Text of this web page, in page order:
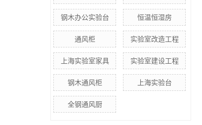
钢木办公实验台 恒温恒湿房
通风柜 实验室改造工程
上海实验室家具 实验室建设工程
钢木通风柜 上海实验台
全钢通风厨